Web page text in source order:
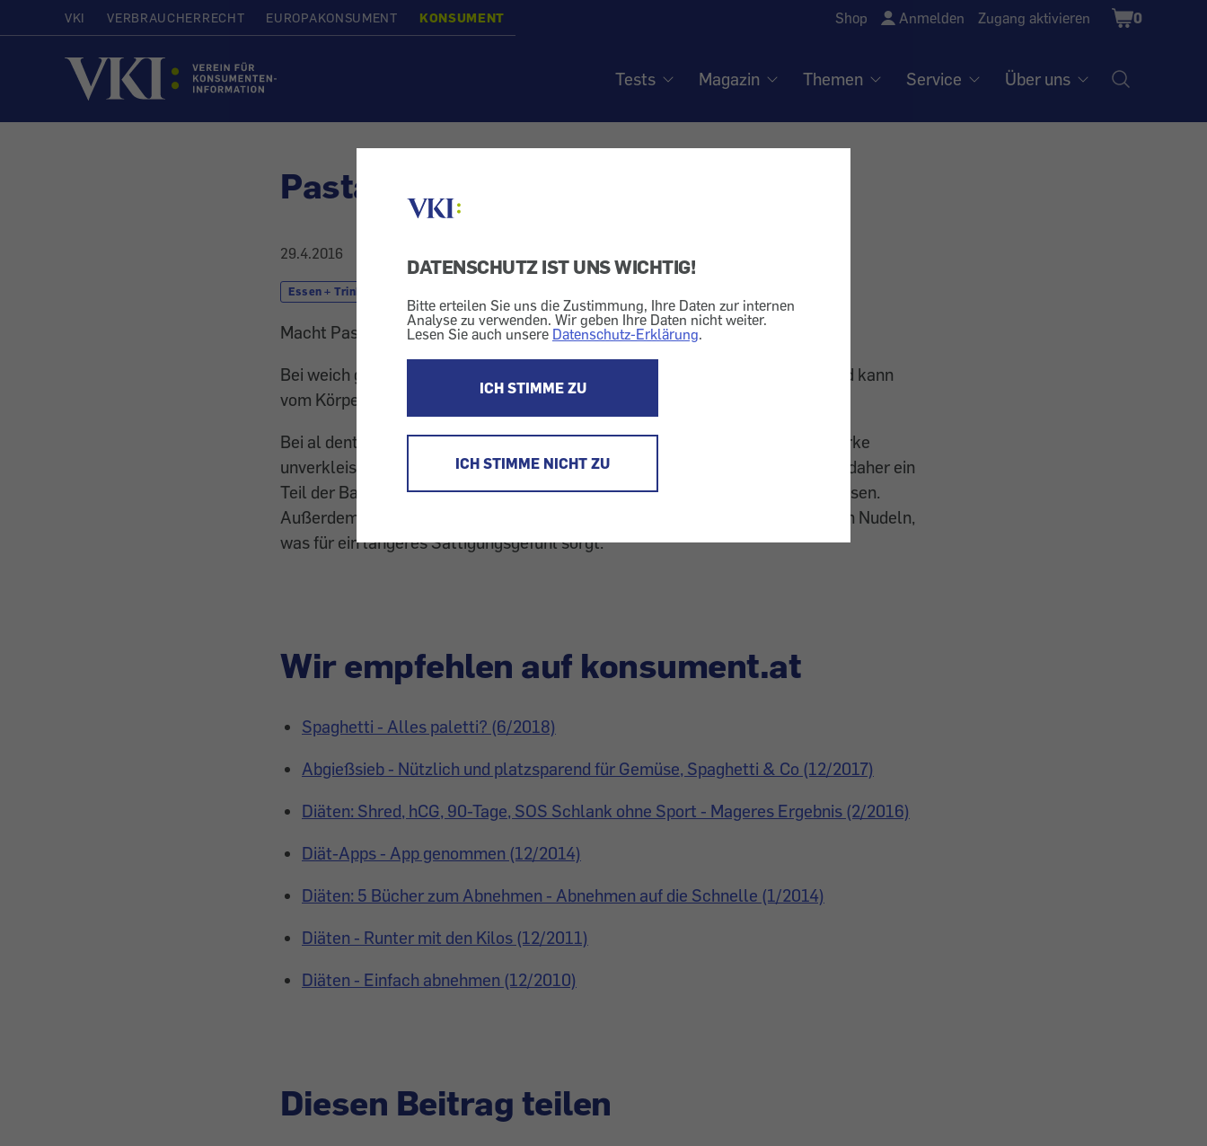
DATENSCHUTZ IST UNS WICHTIG!
Bitte erteilen Sie uns die Zustimmung, Ihre Daten zur internen
Analyse zu verwenden. Wir geben Ihre Daten nicht weiter.
Lesen Sie auch unsere Datenschutz-Erklärung.
ICH STIMME ZU
ICH STIMME NICHT ZU
VKI VERBRAUCHERRECHT EUROPAKONSUMENT KONSUMENT Shop Anmelden Zugang aktivieren
Shopping
Cart
0
Startseite
Tests Magazin Themen Service Über uns
Pasta al dente - Schlankmacher?
29.4.2016
Essen + Trinken
Macht Pasta al dente weniger dick?
Bei weich gekochten Teigwaren verkleistert die in ihnen enthaltene Stärke und kann
vom Körper rasch und vollständig zerlegt und aufgenommen werden.
Bei al dente, also bissfest zubereiteten Nudeln dagegen bleibt ein Teil der Stärke
unverkleistert. In dieser kristallinen Form ist sie weitgehend unverdaubar und daher ein
Teil der Ballaststoffe. Wer Teigwaren al dente kocht, kann also mehr davon essen.
Außerdem steigt der Blutzuckerspiegel langsamer an als bei weich gekochten Nudeln,
was für ein längeres Sättigungsgefühl sorgt.
Wir empfehlen auf konsument.at
Spaghetti - Alles paletti? (6/2018)
Abgießsieb - Nützlich und platzsparend für Gemüse, Spaghetti & Co (12/2017)
Diäten: Shred, hCG, 90-Tage, SOS Schlank ohne Sport - Mageres Ergebnis (2/2016)
Diät-Apps - App genommen (12/2014)
Diäten: 5 Bücher zum Abnehmen - Abnehmen auf die Schnelle (1/2014)
Diäten - Runter mit den Kilos (12/2011)
Diäten - Einfach abnehmen (12/2010)
Diesen Beitrag teilen